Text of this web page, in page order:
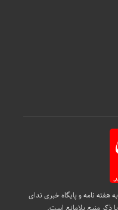
نامه و پایگاه خبری ندای